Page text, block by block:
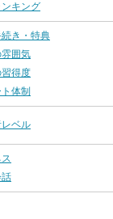
キング
続き・特典
囲気
得度
体制
ベル
話